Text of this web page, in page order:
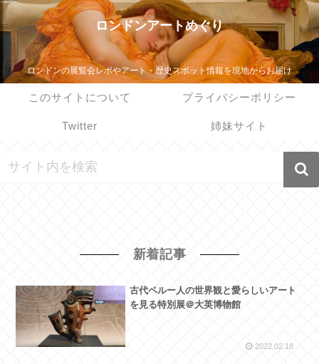
ロンドンアートめぐり
ロンドンの展覧会レポやアート・歴史スポット情報を現地からお届け
このサイトについて プライバシーポリシー
Twitter 姉妹サイト
新着記事
古代ペルー人の世界観と愛らしいアート
を見る特別展＠大英博物館
2022.02.18